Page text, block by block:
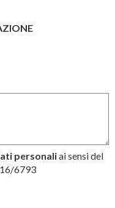
personaliai sensi del
6793